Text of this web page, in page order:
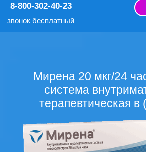
8-800-302-40-23
звонок бесплатный
Мирена 20 мкг/24
система
терапевтическая в